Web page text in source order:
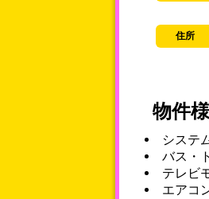
住所
物件
システ
バス・
テレビ
エアコ